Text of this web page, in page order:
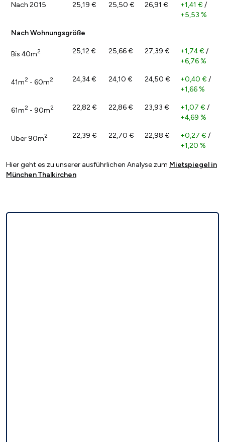
Nach 2015 25,19 € 25,50 € 26,91 € +1,41 € /
+5,53 %
Nach Wohnungsgröße
Bis 40m2 25,12 € 25,66 € 27,39 € +1,74 € /
+6,76 %
41m2 - 60m2 24,34 € 24,10 € 24,50 € +0,40 € /
+1,66 %
61m2 - 90m2 22,82 € 22,86 € 23,93 € +1,07 € /
+4,69 %
Über 90m2 22,39 € 22,70 € 22,98 € +0,27 € /
+1,20 %
Hier geht es zu unserer ausführlichen Analyse zum Mietspiegel in
München Thalkirchen